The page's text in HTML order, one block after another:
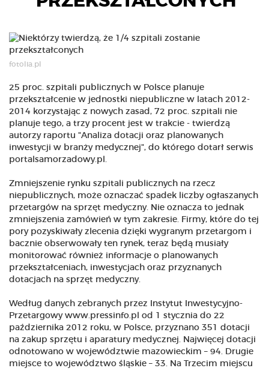
fotolia.pl
25 proc. szpitali publicznych w Polsce planuje
przekształcenie w jednostki niepubliczne w latach 2012-
2014 korzystając z nowych zasad, 72 proc. szpitali nie
planuje tego, a trzy procent jest w trakcie - twierdzą
autorzy raportu "Analiza dotacji oraz planowanych
inwestycji w branży medycznej", do którego dotarł serwis
portalsamorzadowy.pl.
Zmniejszenie rynku szpitali publicznych na rzecz
niepublicznych, może oznaczać spadek liczby ogłaszanych
przetargów na sprzęt medyczny. Nie oznacza to jednak
zmniejszenia zamówień w tym zakresie. Firmy, które do tej
pory pozyskiwały zlecenia dzięki wygranym przetargom i
bacznie obserwowały ten rynek, teraz będą musiały
monitorować również informacje o planowanych
przekształceniach, inwestycjach oraz przyznanych
dotacjach na sprzęt medyczny.
Według danych zebranych przez Instytut Inwestycyjno-
Przetargowy www.pressinfo.pl od 1 stycznia do 22
października 2012 roku, w Polsce, przyznano 351 dotacji
na zakup sprzętu i aparatury medycznej. Najwięcej dotacji
odnotowano w województwie mazowieckim – 94. Drugie
miejsce to województwo śląskie – 33. Na Trzecim miejscu